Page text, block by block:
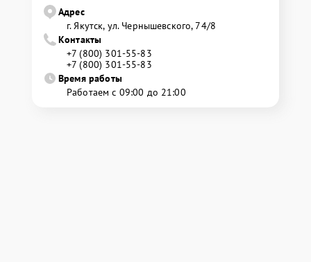
Адрес
г. Якутск, ул. Чернышевского, 74/8
Контакты
+7 (800) 301-55-83
+7 (800) 301-55-83
Время работы
Работаем с 09:00 до 21:00